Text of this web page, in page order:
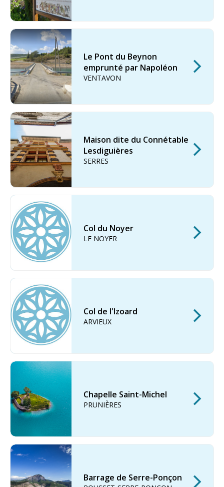
Le Pont du Beynon
emprunté par Napoléon
VENTAVON
Maison dite du Connétable
Lesdiguières
SERRES
Col du Noyer
LE NOYER
Col de l'Izoard
ARVIEUX
Chapelle Saint-Michel
PRUNIÈRES
Barrage de Serre-Ponçon